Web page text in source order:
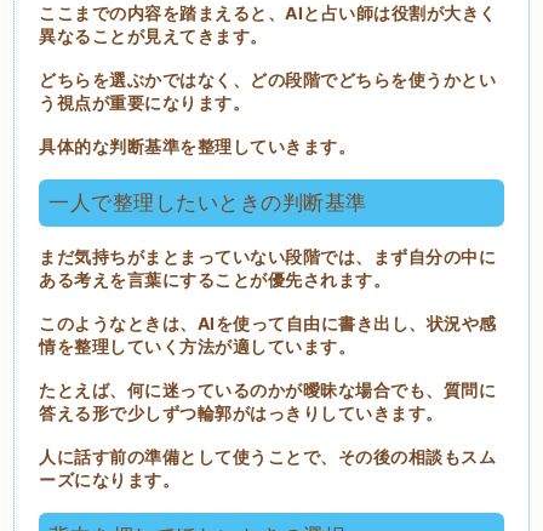
ここまでの内容を踏まえると、AIと占い師は役割が大きく
異なることが見えてきます。
どちらを選ぶかではなく、どの段階でどちらを使うかとい
う視点が重要になります。
具体的な判断基準を整理していきます。
一人で整理したいときの判断基準
まだ気持ちがまとまっていない段階では、まず自分の中に
ある考えを言葉にすることが優先されます。
このようなときは、AIを使って自由に書き出し、状況や感
情を整理していく方法が適しています。
たとえば、何に迷っているのかが曖昧な場合でも、質問に
答える形で少しずつ輪郭がはっきりしていきます。
人に話す前の準備として使うことで、その後の相談もスム
ーズになります。